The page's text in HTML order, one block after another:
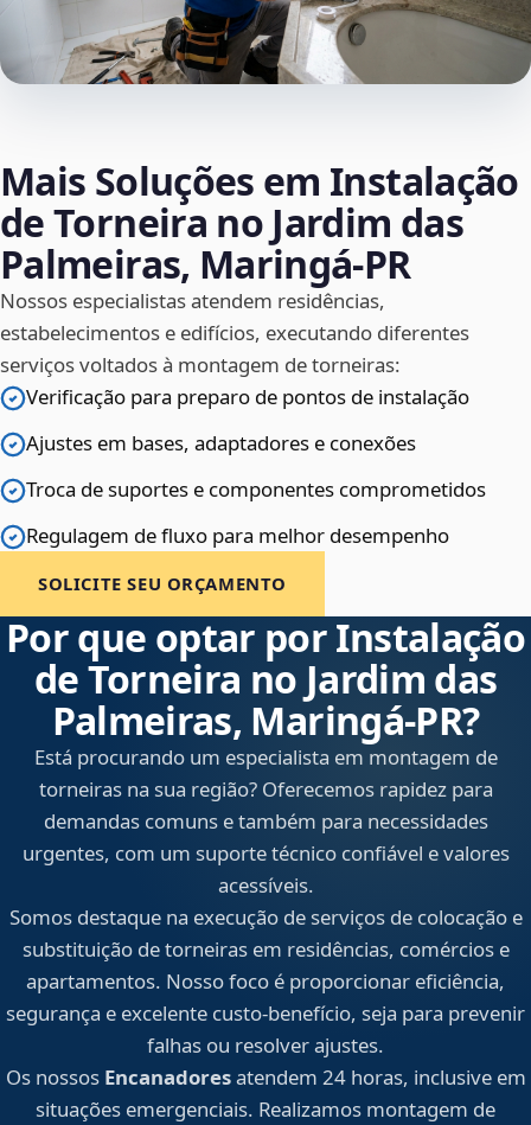
Mais Soluções em Instalação
de Torneira no Jardim das
Palmeiras, Maringá‑PR
Nossos especialistas atendem residências,
estabelecimentos e edifícios, executando diferentes
serviços voltados à montagem de torneiras:
Verificação para preparo de pontos de instalação
Ajustes em bases, adaptadores e conexões
Troca de suportes e componentes comprometidos
Regulagem de fluxo para melhor desempenho
SOLICITE SEU ORÇAMENTO
Por que optar por Instalação
de Torneira no Jardim das
Palmeiras, Maringá‑PR?
Está procurando um especialista em montagem de
torneiras na sua região? Oferecemos rapidez para
demandas comuns e também para necessidades
urgentes, com um suporte técnico confiável e valores
acessíveis.
Somos destaque na execução de serviços de colocação e
substituição de torneiras em residências, comércios e
apartamentos. Nosso foco é proporcionar eficiência,
segurança e excelente custo-benefício, seja para prevenir
falhas ou resolver ajustes.
Os nossos Encanadoresatendem 24 horas, inclusive em
situações emergenciais. Realizamos montagem de